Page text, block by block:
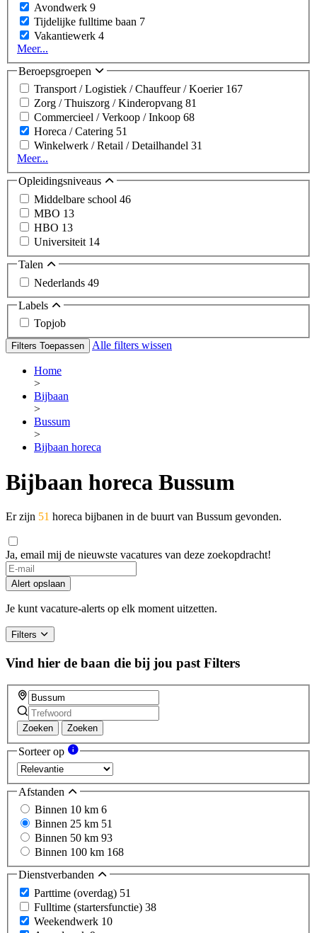
Avondwerk 9
Tijdelijke fulltime baan 7
Vakantiewerk 4
Meer...
Beroepsgroepen
Transport / Logistiek / Chauffeur / Koerier 167
Zorg / Thuiszorg / Kinderopvang 81
Commercieel / Verkoop / Inkoop 68
Horeca / Catering 51
Winkelwerk / Retail / Detailhandel 31
Meer...
Opleidingsniveaus
Middelbare school 46
MBO 13
HBO 13
Universiteit 14
Talen
Nederlands 49
Labels
Topjob
Filters Toepassen Alle filters wissen
Home
>
Bijbaan
>
Bussum
>
Bijbaan horeca
Bijbaan horeca Bussum
Er zijn 51 horeca bijbanen in de buurt van Bussum gevonden.
Ja, email mij de nieuwste vacatures van deze zoekopdracht!
If
you
are
a
ignore
this
field
Alert opslaan
Je kunt vacature-alerts op elk moment uitzetten.
Filters
Vind hier de baan die bij jou past Filters
Zoeken Zoeken
Sorteer op
Afstanden
Binnen 10 km 6
Binnen 25 km 51
Binnen 50 km 93
Binnen 100 km 168
Dienstverbanden
Parttime (overdag) 51
Fulltime (startersfunctie) 38
Weekendwerk 10